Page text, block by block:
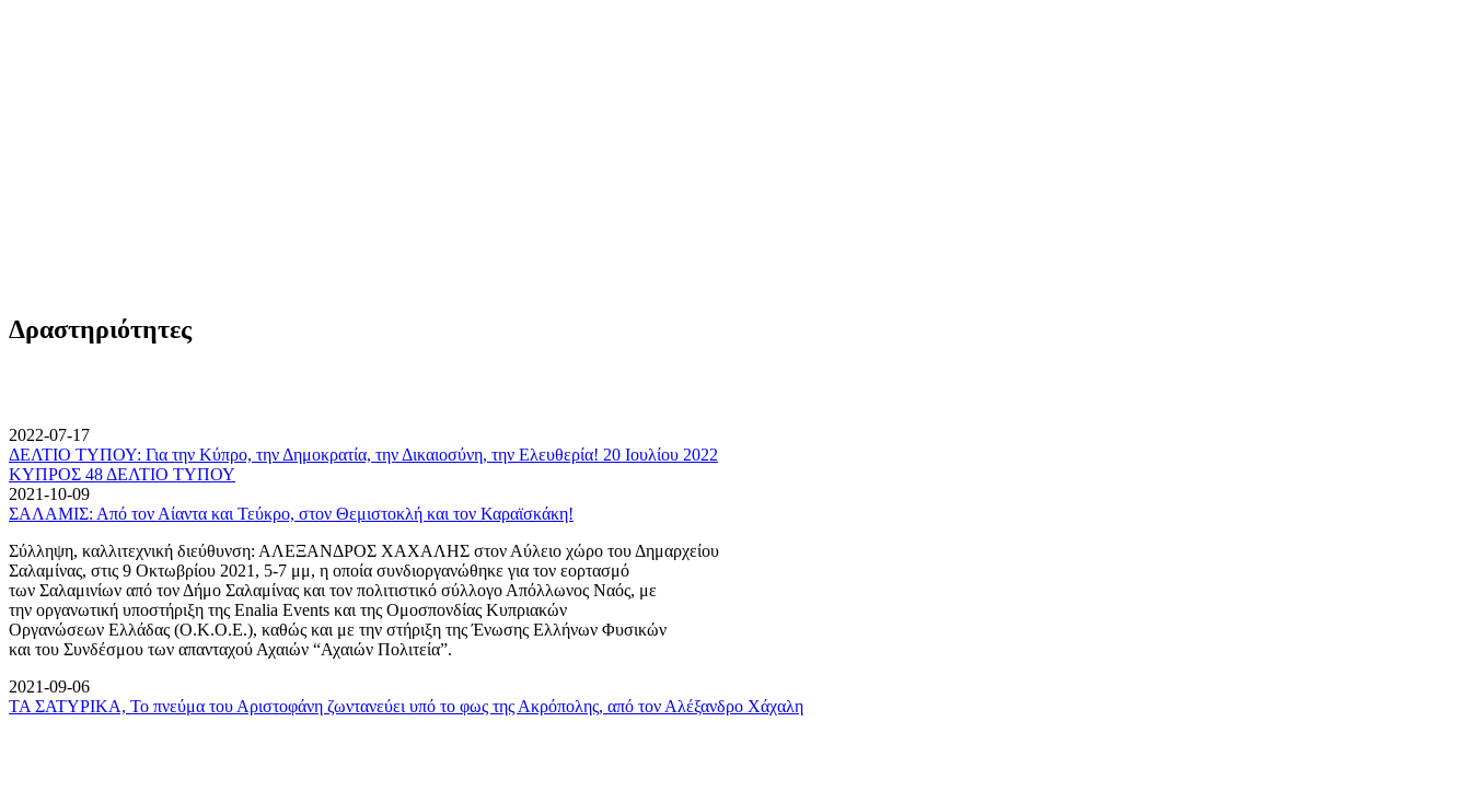
Δραστηριότητες
2022-07-17
ΔΕΛΤΙΟ ΤΥΠΟΥ: Για την Κύπρο, την Δημοκρατία, την Δικαιοσύνη, την Ελευθερία! 20 Ιουλίου 2022
ΚΥΠΡΟΣ 48 ΔΕΛΤΙΟ ΤΥΠΟΥ
2021-10-09
ΣΑΛΑΜΙΣ: Από τον Αίαντα και Τεύκρο, στον Θεμιστοκλή και τον Καραϊσκάκη!
Σύλληψη, καλλιτεχνική διεύθυνση: ΑΛΕΞΑΝΔΡΟΣ ΧΑΧΑΛΗΣ στον Αύλειο χώρο του Δημαρχείου
Σαλαμίνας, στις 9 Οκτωβρίου 2021, 5-7 μμ, η οποία συνδιοργανώθηκε για τον εορτασμό
των Σαλαμινίων από τον Δήμο Σαλαμίνας και τον πολιτιστικό σύλλογο Απόλλωνος Ναός, με
την οργανωτική υποστήριξη της Enalia Events και της Ομοσπονδίας Κυπριακών
Οργανώσεων Ελλάδας (Ο.Κ.Ο.Ε.), καθώς και με την στήριξη της Ένωσης Ελλήνων Φυσικών
και του Συνδέσμου των απανταχού Αχαιών “Αχαιών Πολιτεία”.
2021-09-06
ΤΑ ΣΑΤΥΡΙΚΑ, Το πνεύμα του Αριστοφάνη ζωντανεύει υπό το φως της Ακρόπολης, από τον Αλέξανδρο Χάχαλη